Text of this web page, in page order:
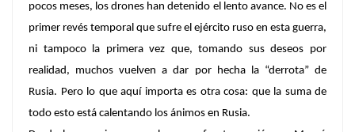
pocos meses, los drones han detenido el lento avance. No es el
primer revés temporal que sufre el ejército ruso en esta guerra,
ni tampoco la primera vez que, tomando sus deseos por
realidad, muchos vuelven a dar por hecha la “derrota” de
Rusia. Pero lo que aquí importa es otra cosa: que la suma de
todo esto está calentando los ánimos en Rusia.